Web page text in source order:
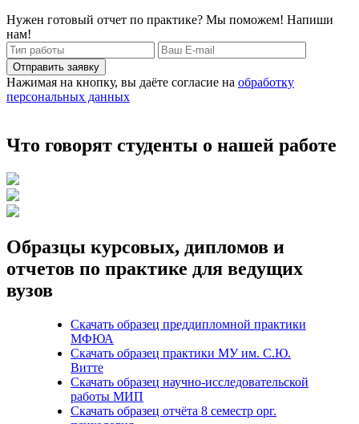
Нужен готовый отчет по практике? Мы поможем! Напиши
нам!
Отправить заявку
Нажимая на кнопку, вы даёте согласие на обработку
персональных данных
Что говорят студенты о нашей работе
Образцы курсовых, дипломов и
отчетов по практике для ведущих
вузов
Скачать образец преддипломной практики
МФЮА
Скачать образец практики МУ им. С.Ю.
Витте
Скачать образец научно-исследовательской
работы МИП
Скачать образец отчёта 8 семестр орг.